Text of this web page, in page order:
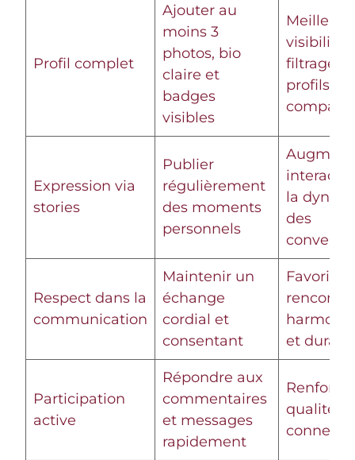
Profil complet
Ajouter au
moins 3
photos, bio
claire et
badges
visibles
Meilleure
visibilité
filtrage
profils
Expression via
stories
Publier
régulièrement
des moments
personnels
la
des
Respect dans la
communication
Maintenir un
échange
cordial et
consentant
Favorise
et
Participation
active
Répondre aux
commentaires
et messages
rapidement
Renforce
qualité